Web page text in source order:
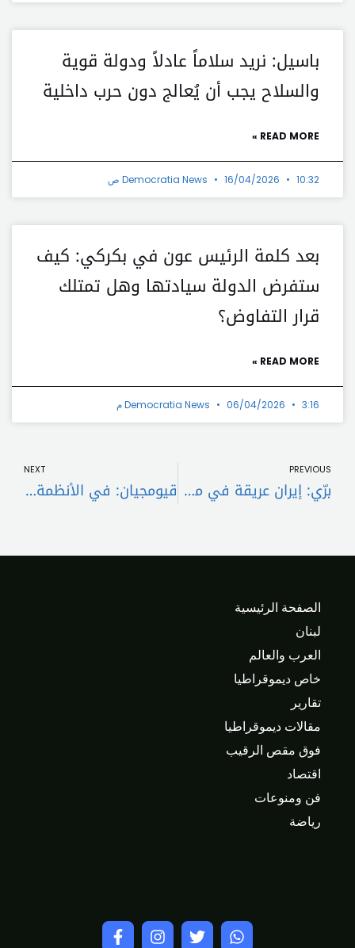
باسيل: نريد سلاماً عادلاً ودولة قوية
والسلاح يجب أن يُعالج دون حرب داخلية
READ MORE »
Democratia News 16/04/2026 10:32 ص
بعد كلمة الرئيس عون في بكركي: كيف
ستفرض الدولة سيادتها وهل تمتلك
قرار التفاوض؟
READ MORE »
Democratia News 06/04/2026 3:16 م
PREVIOUS
برّي: إيران عريقة في ممارسة الديمقراطية بأبهى صورها
NEXT
قيومجيان: في الأنظمة الديكتاتورية والتيوقراطية ليس من إصلاحي أو تغييري أو معتدل
الصفحة الرئيسية
لبنان
العرب والعالم
خاص ديموقراطيا
تقارير
مقالات ديموقراطيا
فوق مقص الرقيب
اقتصاد
فن ومنوعات
رياضة